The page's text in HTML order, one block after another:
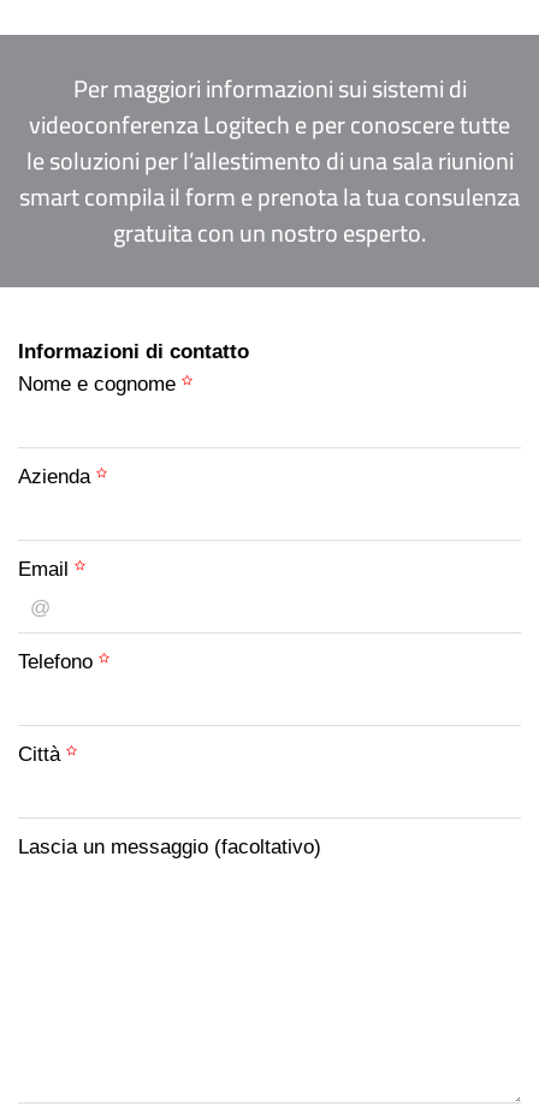
Per maggiori informazioni sui sistemi di
videoconferenza Logitech e per conoscere tutte
le soluzioni per l’allestimento di una sala riunioni
smart compila il form e prenota la tua consulenza
gratuita con un nostro esperto.
Informazioni di contatto
Nome e cognome
Azienda
Email
Telefono
Città
Lascia un messaggio (facoltativo)